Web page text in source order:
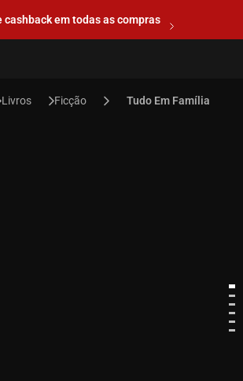
cashback em todas as compras
Livros Ficção Tudo Em Família